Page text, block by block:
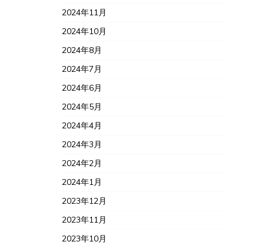
2024年11月
2024年10月
2024年8月
2024年7月
2024年6月
2024年5月
2024年4月
2024年3月
2024年2月
2024年1月
2023年12月
2023年11月
2023年10月